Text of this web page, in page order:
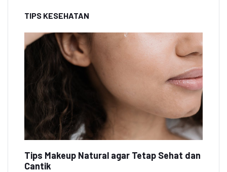
TIPS KESEHATAN
Tips Makeup Natural agar Tetap Sehat dan
Cantik